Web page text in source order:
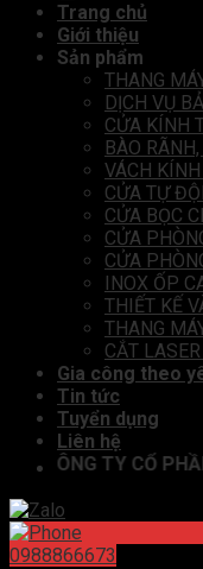
Trang chủ
Giới thiệu
Sản phẩm
THANG
DỊCH VỤ
CỬA KÍNH
BÀO
VÁCH
CỬA TỰ
CỬA BỌC
CỬA
CỬA
INOX ỐP
THIẾT KẾ
THANG
CẮT
Gia công theo
Tin tức
Tuyển dụng
Liên hệ
CÔNG TY CỔ PHẦN
0988866673